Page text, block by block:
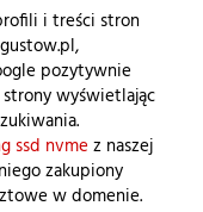
i treści stron
pozytywnie
wyświetlając
ssd nvmez naszej
zakupiony
w domenie.